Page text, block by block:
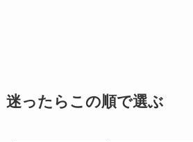
迷ったらこの順で選ぶ